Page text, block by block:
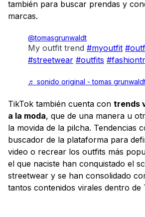
también para buscar prendas y
marcas.
@tomasgrunwaldt
My outfit trend #myoutfit
#streetwear #outfits
♬ sonido original - tomas
TikTok también cuenta con trends
a la moda, que de una manera u
la movida de la pilcha. Tendencias
buscador de la plataforma para
video o recrear los outfits más
el que naciste han conquistado el
streetwear y se han consolidado
tantos contenidos virales dentro de